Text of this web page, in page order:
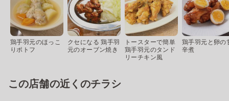
鶏手羽元のほっこ
りポトフ
クセになる 鶏手羽
元のオーブン焼き
トースターで簡単
鶏手羽元のタンド
リーチキン風
鶏手羽元と卵の
辛煮
この店舗の近くのチラシ